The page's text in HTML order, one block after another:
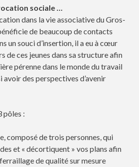
sociale …
dans la vie associative du Gros-
de beaucoup de contacts
un souci d’insertion, il a eu à cœur
de ces jeunes dans sa structure afin
pérenne dans le monde du travail
avoir des perspectives d’avenir
pôles :
composé de trois personnes, qui
et « décortiquent » vos plans afin
de qualité sur mesure